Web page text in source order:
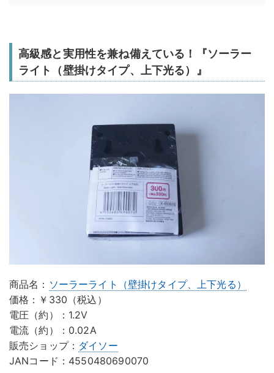
高級感と実用性を兼ね備えている！『ソーラー
ライト（壁掛けタイプ、上下光る）』
商品名： ソーラーライト（壁掛けタイプ、上下光る）
価格：￥330（税込）
電圧（約）：1.2V
電流（約）：0.02A
販売ショップ： ダイソー
JANコード：4550480690070